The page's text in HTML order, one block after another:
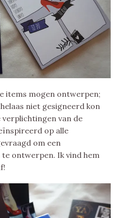
items mogen ontwerpen;
niet gesigneerd kon
van de
op alle
om een
ontwerpen. Ik vind hem